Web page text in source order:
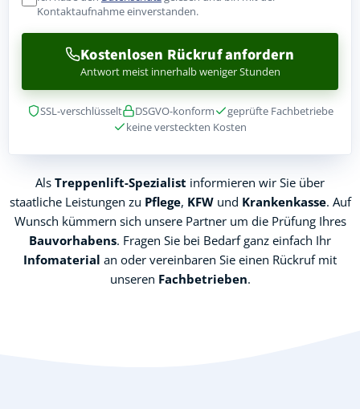
Kontaktaufnahme einverstanden.
Kostenlosen Rückruf anfordern
Antwort meist innerhalb weniger Stunden
SSL-verschlüsselt DSGVO-konform
geprüfte Fachbetriebe
keine versteckten Kosten
Als Treppenlift-Spezialist informieren wir Sie über
staatliche Leistungen zu Pflege, KFWund Krankenkasse. Auf
Wunsch kümmern sich unsere Partner um die Prüfung Ihres
Bauvorhabens. Fragen Sie bei Bedarf ganz einfach Ihr
Infomaterial an oder vereinbaren Sie einen Rückruf mit
unseren Fachbetrieben.